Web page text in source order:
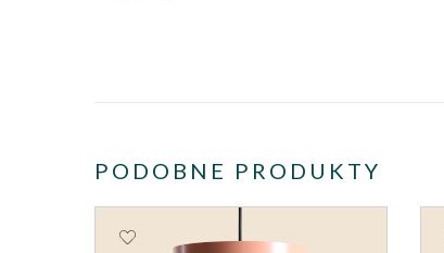
PODOBNE PRODUKTY